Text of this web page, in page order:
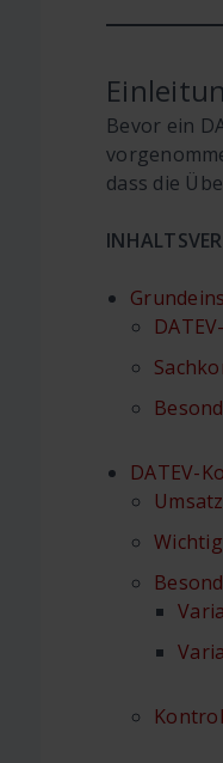
Bevor ein
dass die
DATEV-